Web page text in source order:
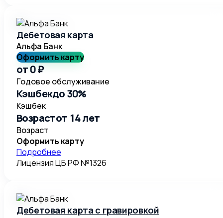
Дебетовая карта
Альфа Банк
Оформить карту
от 0 ₽
Годовое обслуживание
Кэшбекдо 30%
Кэшбек
Возрастот 14 лет
Возраст
Оформить карту
Подробнее
Лицензия ЦБ РФ №1326
Дебетовая карта с гравировкой